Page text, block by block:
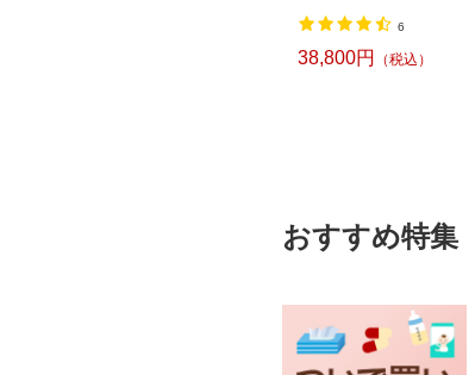
6
38,800円 （税込）
おすすめ特集